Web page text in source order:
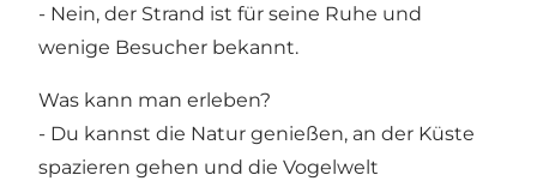
- Nein, der Strand ist für seine Ruhe und
wenige Besucher bekannt.
Was kann man erleben?
- Du kannst die Natur genießen, an der Küste
spazieren gehen und die Vogelwelt